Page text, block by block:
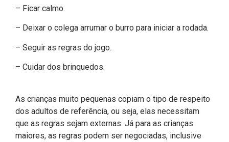
– Ficar calmo.
– Deixar o colega arrumar o burro para iniciar a rodada.
– Seguir as regras do jogo.
– Cuidar dos brinquedos.
As crianças muito pequenas copiam o tipo de respeito
dos adultos de referência, ou seja, elas necessitam
que as regras sejam externas. Já para as crianças
maiores, as regras podem ser negociadas, inclusive